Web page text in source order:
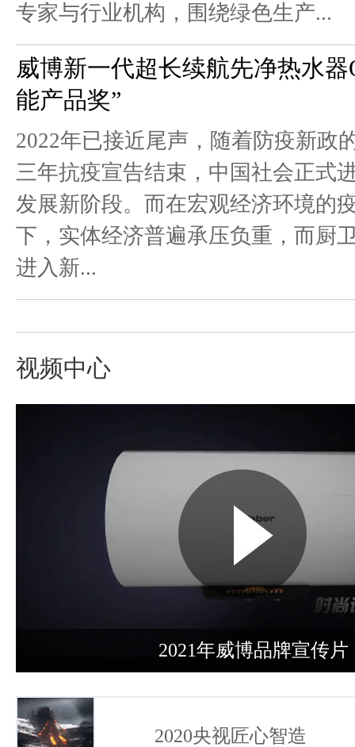
专家与行业机构，围绕绿色生产...
威博新一代超长续航先净热水器
能产品奖”
2022年已接近尾声，随着防疫新政
三年抗疫宣告结束，中国社会正式
发展新阶段。而在宏观经济环境的
下，实体经济普遍承压负重，而厨
进入新...
视频中心
2021年威博品牌宣传片
2020央视匠心智造